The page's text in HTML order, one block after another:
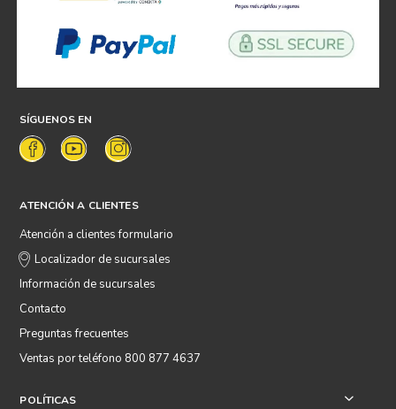
SÍGUENOS EN
ATENCIÓN A CLIENTES
Atención a clientes formulario
Localizador de sucursales
Información de sucursales
Contacto
Preguntas frecuentes
Ventas por teléfono 800 877 4637
POLÍTICAS +